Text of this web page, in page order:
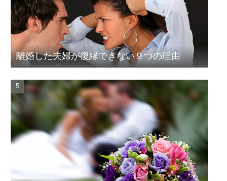
離婚した夫婦が復縁できない９つの理由